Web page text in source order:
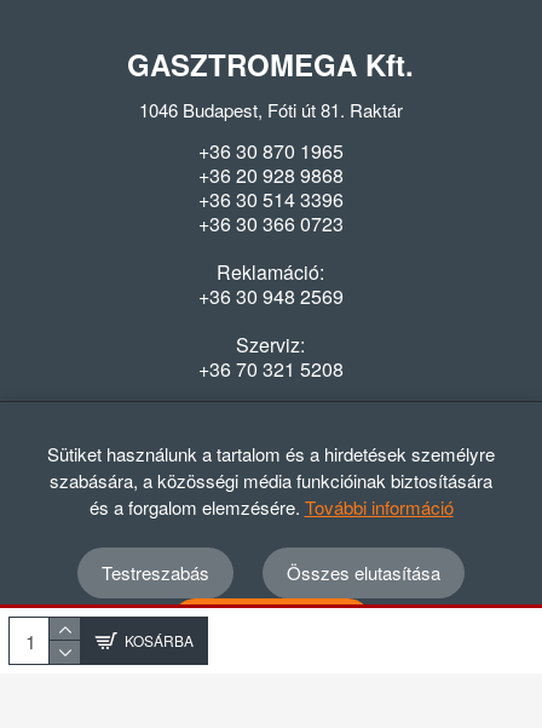
KOSÁRBA
GASZTROMEGA Kft.
1046 Budapest, Fóti út 81. Raktár
+36 30 870 1965
+36 20 928 9868
+36 30 514 3396
+36 30 366 0723
Reklamáció:
+36 30 948 2569
Szerviz:
+36 70 321 5208
Hétfő-Péntek: 08:00-16:30
© 2012 - 2024 GASZTRΩMEGA Kft.
Adatvédelmi szabályzat
ÁSZF
Elállási nyilatkozat
Sütiket használunk a tartalom és a hirdetések személyre
szabására, a közösségi média funkcióinak biztosítására
és a forgalom elemzésére. További információ
Testreszabás
Összes elutasítása
Összes elfogadása